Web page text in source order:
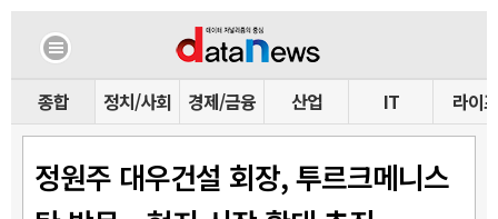
종합 정치/사회 경제/금융 산업 IT 라이프
정원주 대우건설 회장, 투르크메니스